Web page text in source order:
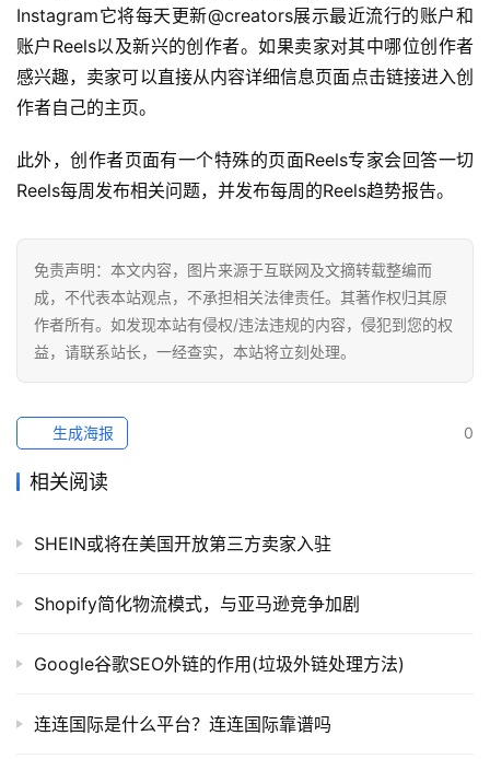
境
百
科
媒
销
跨
境
导
航
Instagram它将每天更新@creators展示最近流行的账户和
账户Reels以及新兴的创作者。如果卖家对其中哪位创作者
感兴趣，卖家可以直接从内容详细信息页面点击链接进入创
作者自己的主页。
此外，创作者页面有一个特殊的页面Reels专家会回答一切
Reels每周发布相关问题，并发布每周的Reels趋势报告。
免责声明：本文内容，图片来源于互联网及文摘转载整编而
成，不代表本站观点，不承担相关法律责任。其著作权归其原
作者所有。如发现本站有侵权/违法违规的内容，侵犯到您的权
益，请联系站长，一经查实，本站将立刻处理。
0
生成海报
相关阅读
SHEIN或将在美国开放第三方卖家入驻
Shopify简化物流模式，与亚马逊竞争加剧
Google谷歌SEO外链的作用(垃圾外链处理方法)
连连国际是什么平台？连连国际靠谱吗